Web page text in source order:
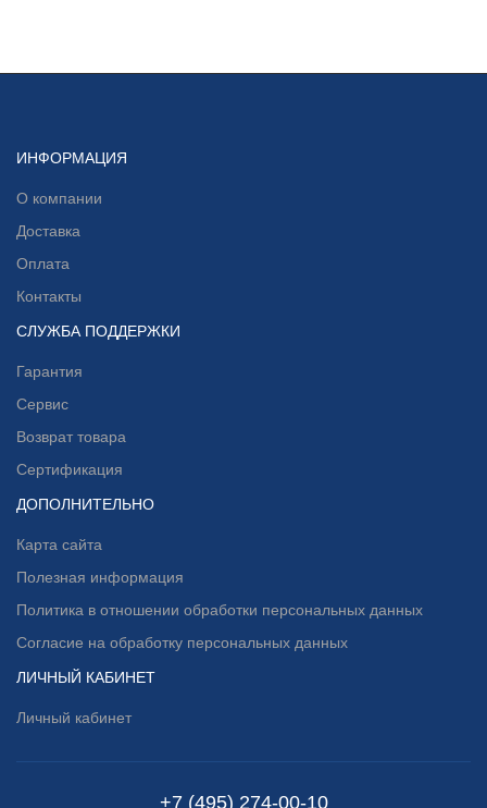
ИНФОРМАЦИЯ
О компании
Доставка
Оплата
Контакты
СЛУЖБА ПОДДЕРЖКИ
Гарантия
Сервис
Возврат товара
Сертификация
ДОПОЛНИТЕЛЬНО
Карта сайта
Полезная информация
Политика в отношении обработки персональных данных
Согласие на обработку персональных данных
ЛИЧНЫЙ КАБИНЕТ
Личный кабинет
+7 (495) 274-00-10